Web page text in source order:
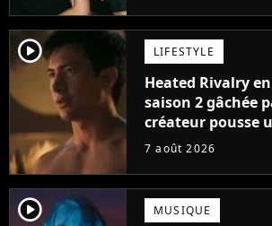
player2 LIFESTYLE
Heated Rivalry
saison 2 gâchée
créateur pousse
gueule
7 août 2026
player2 MUSIQUE